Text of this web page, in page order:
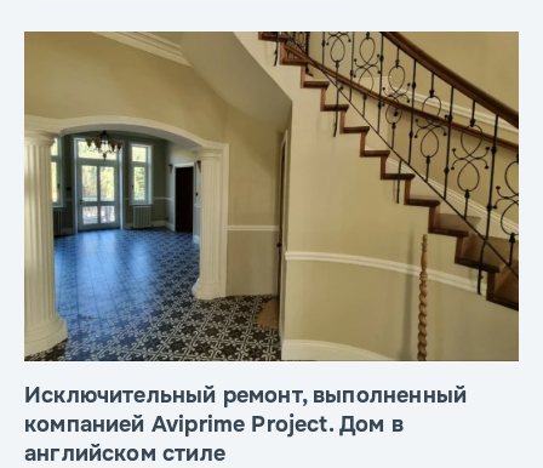
Исключительный ремонт, выполненный
компанией Aviprime Project. Дом в
английском стиле